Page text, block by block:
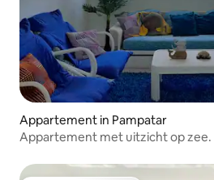
Appartement in Pampatar
Appartement met uitzicht op zee.